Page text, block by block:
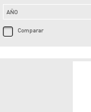
AÑO
Comparar